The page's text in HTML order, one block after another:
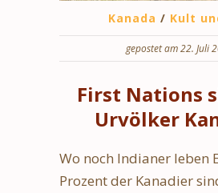
Kanada / Kult
gepostet am 22. Juli
First Nations
Urvölker
Wo noch Indianer leben
Prozent der Kanadier